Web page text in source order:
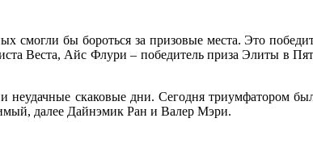
смогли бы бороться за призовые места. Это
Веста, Айс Флури – победитель приза Элиты в
неудачные скаковые дни. Сегодня триумфатором
далее Дайнэмик Ран и Валер Мэри.